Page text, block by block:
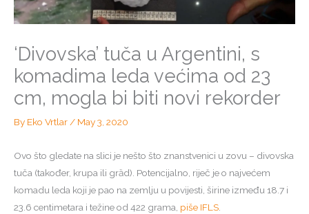
‘Divovska’ tuča u Argentini, s
komadima leda većima od 23
cm, mogla bi biti novi rekorder
By Eko Vrtlar / May 3, 2020
Ovo što gledate na slici je nešto što znanstvenici u zovu – divovska
tuča (također, krupa ili grȁd). Potencijalno, riječ je o najvećem
komadu leda koji je pao na zemlju u povijesti, širine između 18.7 i
23.6 centimetara i težine od 422 grama, piše IFLS.